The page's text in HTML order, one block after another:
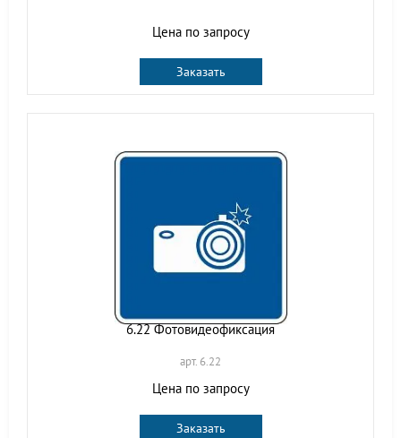
Цена по запросу
Заказать
6.22 Фотовидеофиксация
арт. 6.22
Цена по запросу
Заказать